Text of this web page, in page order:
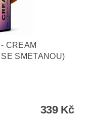
CREAM
SMETANOU)
339 Kč